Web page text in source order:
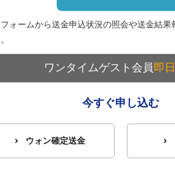
フォームから送金申込状況の照会や送金結
ワンタイムゲスト会員即
今すぐ申し込む
ウォン確定送金